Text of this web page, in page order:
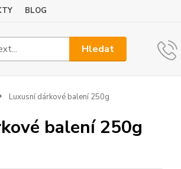
BLOG
Hledat
Luxusní dárkové balení 250g
balení 250g